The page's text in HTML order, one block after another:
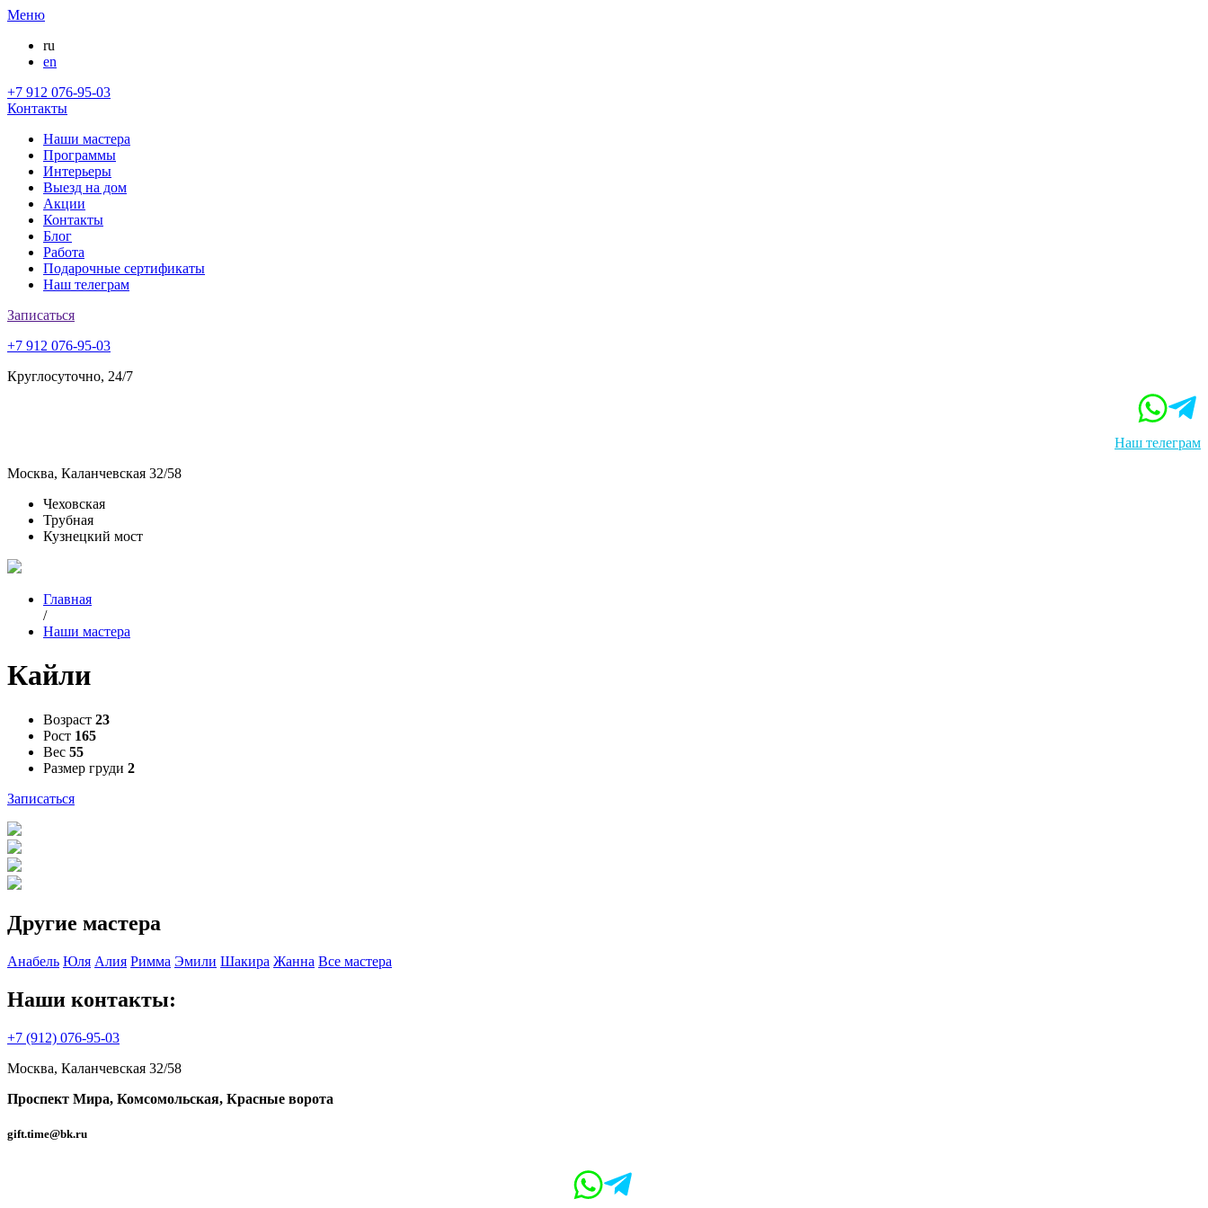
Меню
ru
en
+7 912 076-95-03
Контакты
Наши мастера
Программы
Интерьеры
Выезд на дом
Акции
Контакты
Блог
Работа
Подарочные сертификаты
Наш телеграм
Записаться
+7 912 076-95-03
Круглосуточно, 24/7
Наш телеграм
Москва, Каланчевская 32/58
Чеховская
Трубная
Кузнецкий мост
Главная
/
Наши мастера
Кайли
Возраст 23
Рост 165
Вес 55
Размер груди 2
Записаться
Другие мастера
Анабель Юля Алия Римма Эмили Шакира Жанна Все мастера
Наши контакты:
+7 (912) 076-95-03
Москва, Каланчевская 32/58
Проспект Мира, Комсомольская, Красные ворота
gift.time@bk.ru